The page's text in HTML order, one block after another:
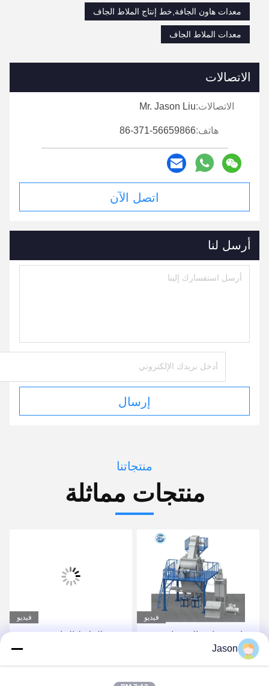
معدات هاون الجافة,خط إنتاج الملاط الجاف
معدات الملاط الجاف
الاتصالات
الاتصالات:Mr. Jason Liu
هاتف:86-371-56659866
اتصل الآن
أرسل لنا
إرسال
منتجاتنا
منتجات مماثلة
فيديو
صناعة صناعة الصمغات
فيديو
مصنع الملاط الجاف
لاصق البلاط والجص
Jason